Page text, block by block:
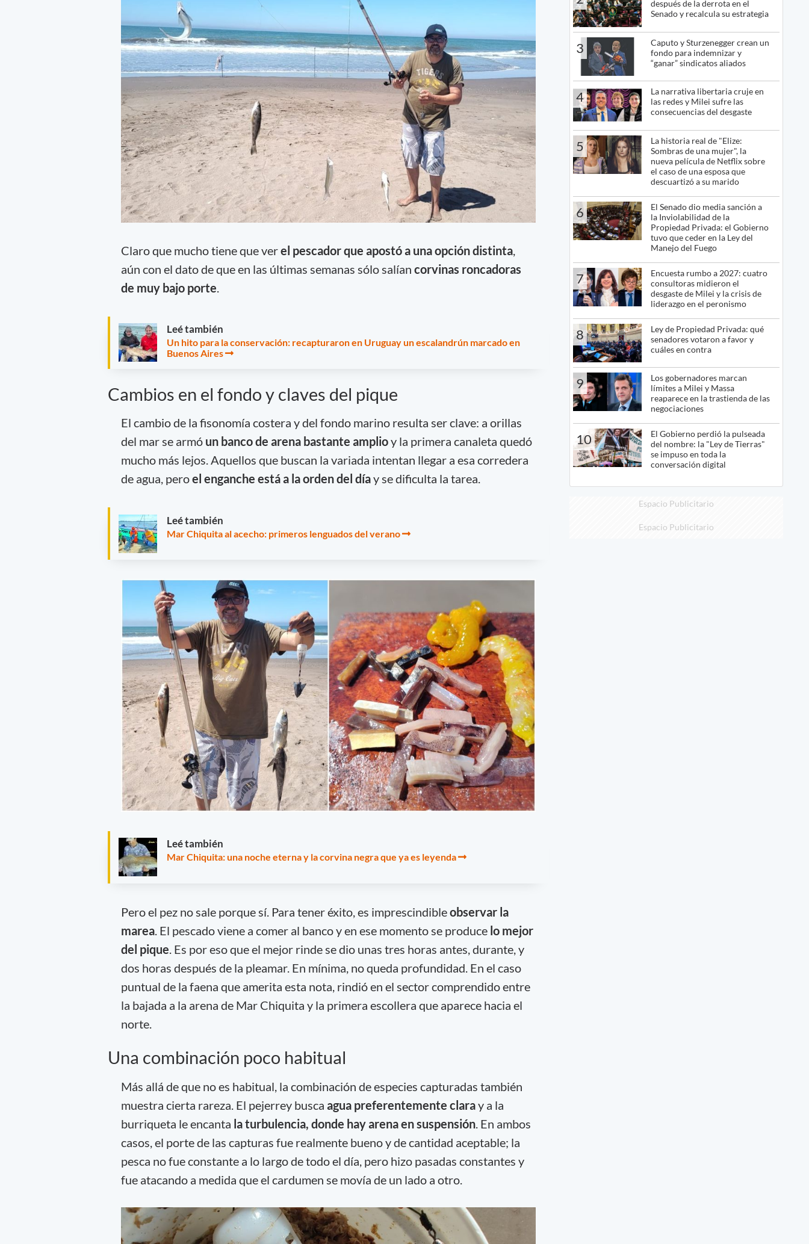
Claro que mucho tiene que verel pescador que apostó a una opción distinta,
aún con el dato de que en las últimas semanas sólo salían corvinas roncadoras
de muy bajo porte
Leé también
Un hito para la conservación: recapturaron en Uruguay un escalandrún marcado en
Buenos Aires
Cambios en el fondo y claves del pique
El cambio de la fisonomía costera y del fondo marino resulta ser clave: a orillas
del mar se armó un banco de arena bastante amplioy la primera canaleta quedó
mucho más lejos. Aquellos que buscan la variada intentan llegar a esa corredera
de agua, peroel enganche está a la orden del díay se dificulta la tarea.
Leé también
Mar Chiquita al acecho: primeros lenguados del verano
Leé también
Mar Chiquita: una noche eterna y la corvina negra que ya es leyenda
Pero el pez no sale porque sí. Para tener éxito, es imprescindibleobservar la
marea. El pescado viene a comer al banco y en ese momento se produce lo mejor
del pique. Es por eso que el mejor rinde se dio unas tres horas antes, durante, y
dos horas después de la pleamar. En mínima, no queda profundidad. En el caso
puntual de la faena que amerita esta nota, rindió en el sector comprendido entre
la bajada a la arena de Mar Chiquita y la primera escollera que aparece hacia el
norte.
Una combinación poco habitual
Más allá de que no es habitual, la combinación de especies capturadas también
muestra cierta rareza. El pejerrey busca agua preferentemente claray a la
burriqueta le encanta la turbulencia, donde hay arena en suspensión. En ambos
casos, el porte de las capturas fue realmente bueno y de cantidad aceptable; la
pesca no fue constante a lo largo de todo el día, pero hizo pasadas constantes y
fue atacando a medida que el cardumen se movía de un lado a otro.
después de la derrota en el
Senado y recalcula su estrategia
3
Caputo y Sturzenegger crean un
fondo para indemnizar y
“ganar” sindicatos aliados
4
La narrativa libertaria cruje en
las redes y Milei sufre las
consecuencias del desgaste
5
La historia real de "Elize:
Sombras de una mujer", la
nueva película de Netflix sobre
el caso de una esposa que
descuartizó a su marido
6
El Senado dio media sanción a
la Inviolabilidad de la
Propiedad Privada: el Gobierno
tuvo que ceder en la Ley del
Manejo del Fuego
7
Encuesta rumbo a 2027: cuatro
consultoras midieron el
desgaste de Milei y la crisis de
liderazgo en el peronismo
8
Ley de Propiedad Privada: qué
senadores votaron a favor y
cuáles en contra
9
Los gobernadores marcan
límites a Milei y Massa
reaparece en la trastienda de las
negociaciones
10
El Gobierno perdió la pulseada
del nombre: la "Ley de Tierras"
se impuso en toda la
conversación digital
Espacio Publicitario
Espacio Publicitario